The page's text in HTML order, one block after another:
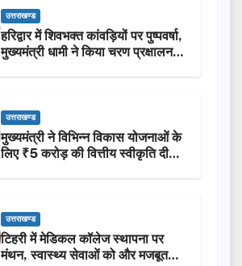
उत्तराखण्ड
हरिद्वार में शिवभक्त कांवड़ियों पर पुष्पवर्षा,
मुख्यमंत्री धामी ने किया चरण प्रक्षालन…
उत्तराखण्ड
मुख्यमंत्री ने विभिन्न विकास योजनाओं के
लिए ₹5 करोड़ की वित्तीय स्वीकृति दी…
उत्तराखण्ड
टिहरी में मेडिकल कॉलेज स्थापना पर
मंथन, स्वास्थ्य सेवाओं को और मजबूत